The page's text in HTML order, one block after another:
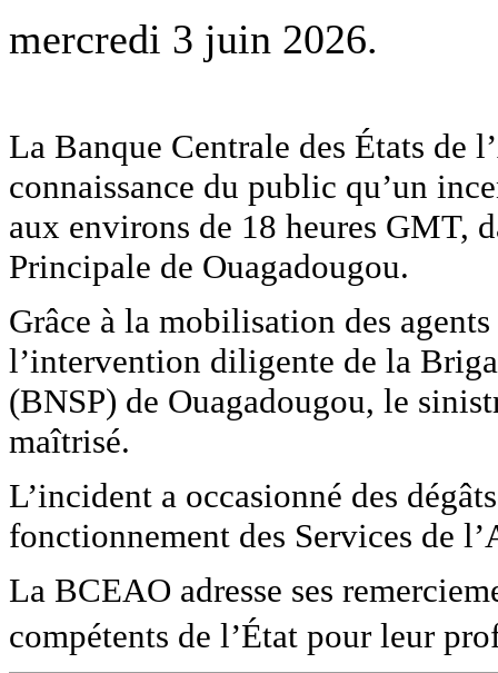
mercredi 3 juin 2026.
La Banque Centrale des États de
connaissance du public qu’un
aux environs de 18 heures GMT,
Principale de Ouagadougou.
Grâce à la mobilisation des
l’intervention diligente de la
(BNSP) de Ouagadougou, le
maîtrisé.
L’incident a occasionné des
fonctionnement des Services de
La BCEAO adresse ses
compétents de l’État pour leur